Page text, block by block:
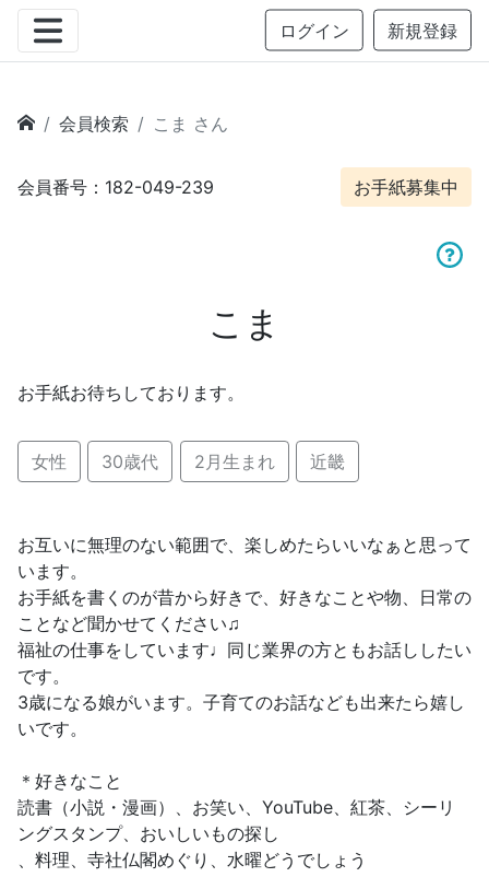
ログイン 新規登録
会員検索 こま さん
会員番号：182-049-239 お手紙募集中
こま
お手紙お待ちしております。
女性 30歳代 2月生まれ 近畿
お互いに無理のない範囲で、楽しめたらいいなぁと思って
います。
お手紙を書くのが昔から好きで、好きなことや物、日常の
ことなど聞かせてください♫
福祉の仕事をしています♩同じ業界の方ともお話ししたい
です。
3歳になる娘がいます。子育てのお話なども出来たら嬉し
いです。
＊好きなこと
読書（小説・漫画）、お笑い、YouTube、紅茶、シーリ
ングスタンプ、おいしいもの探し
、料理、寺社仏閣めぐり、水曜どうでしょう